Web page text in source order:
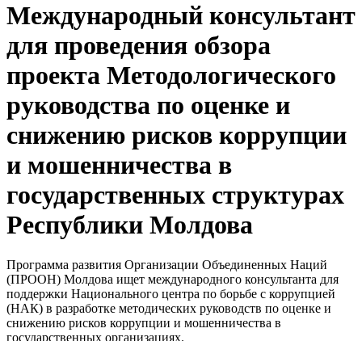
Международный консультант
для проведения обзора
проекта Методологического
руководства по оценке и
снижению рисков коррупции
и мошенничества в
государственных структурах
Республики Молдова
Программа развития Организации Объединенных Наций
(ПРООН) Молдова ищет международного консультанта для
поддержки Национального центра по борьбе с коррупцией
(НАК) в разработке методических руководств по оценке и
снижению рисков коррупции и мошенничества в
государственных организациях.